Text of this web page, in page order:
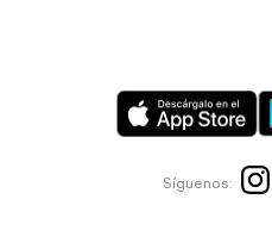
Síguenos: